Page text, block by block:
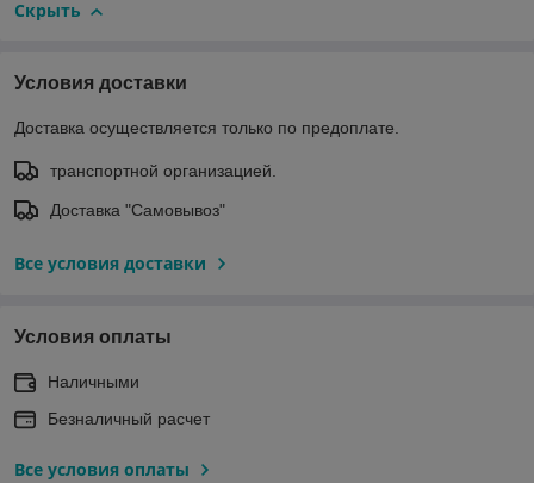
Скрыть
Условия доставки
Доставка осуществляется только по предоплате.
транспортной организацией.
Доставка "Самовывоз"
Все условия доставки
Условия оплаты
Наличными
Безналичный расчет
Все условия оплаты